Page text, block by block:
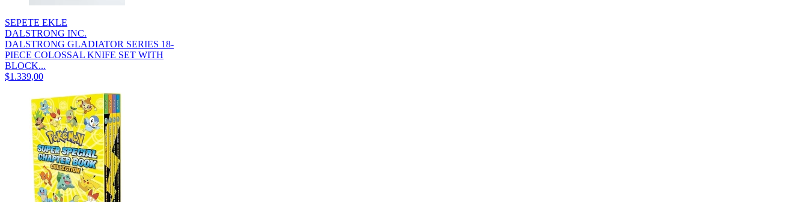
SEPETE EKLE
DALSTRONG INC.
DALSTRONG GLADIATOR SERIES 18-
PIECE COLOSSAL KNIFE SET WITH
BLOCK...
$1.339,00